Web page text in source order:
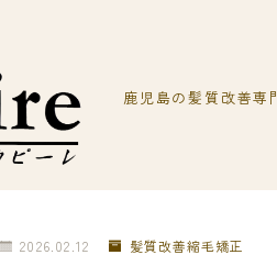
鹿児島の髪質改善専
2026.02.12 髪質改善縮毛矯正